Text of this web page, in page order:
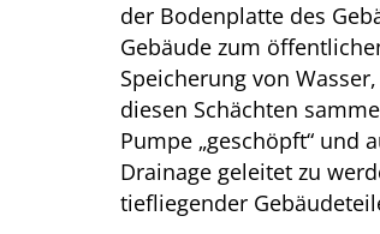
der Bodenplatte des
Gebäude zum
Speicherung von
diesen Schächten
Pumpe „geschöpft“ und
Drainage geleitet zu
tiefliegender